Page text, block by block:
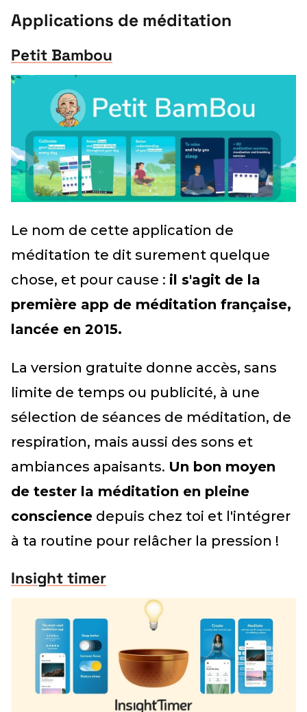
Applications de méditation
Petit Bambou
Le nom de cette application de
méditation te dit surement quelque
chose, et pour cause : il s'agit de la
première app de méditation française,
lancée en 2015.
La version gratuite donne accès, sans
limite de temps ou publicité, à une
sélection de séances de méditation, de
respiration, mais aussi des sons et
ambiances apaisants. Un bon moyen
de tester la méditation en pleine
conscience depuis chez toi et l'intégrer
à ta routine pour relâcher la pression !
Insight timer